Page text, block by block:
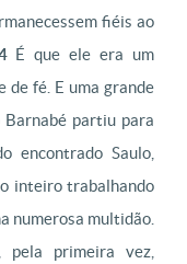
fiéis ao
É que ele era um
de fé. E uma grande
Barnabé partiu para
encontrado Saulo,
inteiro trabalhando
numerosa multidão.
pela primeira vez,